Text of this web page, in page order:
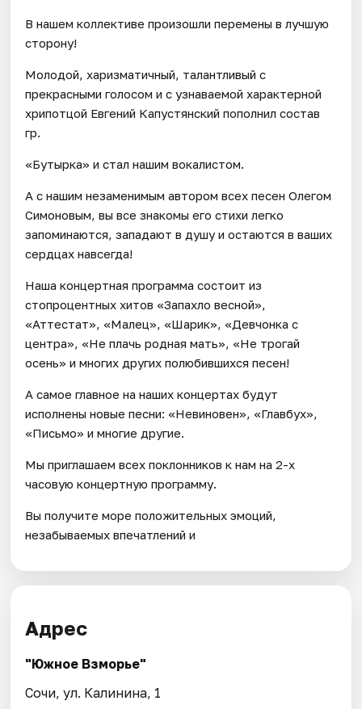
В нашем коллективе произошли перемены в лучшую
сторону!
Молодой, харизматичный, талантливый с
прекрасными голосом и с узнаваемой характерной
хрипотцой Евгений Капустянский пополнил состав
гр.
«Бутырка» и стал нашим вокалистом.
А с нашим незаменимым автором всех песен Олегом
Симоновым, вы все знакомы его стихи легко
запоминаются, западают в душу и остаются в ваших
сердцах навсегда!
Наша концертная программа состоит из
стопроцентных хитов «Запахло весной»,
«Аттестат», «Малец», «Шарик», «Девчонка с
центра», «Не плачь родная мать», «Не трогай
осень» и многих других полюбившихся песен!
А самое главное на наших концертах будут
исполнены новые песни: «Невиновен», «Главбух»,
«Письмо» и многие другие.
Мы приглашаем всех поклонников к нам на 2-х
часовую концертную программу.
Вы получите море положительных эмоций,
незабываемых впечатлений и
Адрес
"Южное Взморье"
Сочи, ул. Калинина, 1